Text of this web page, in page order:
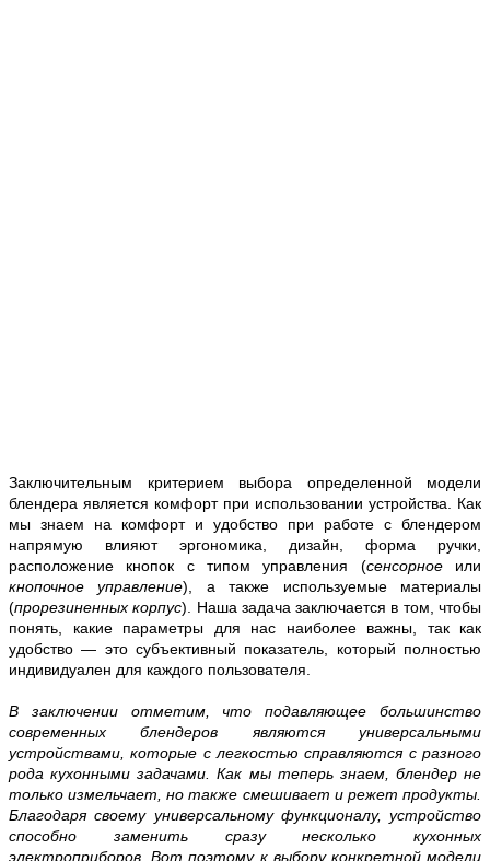
Заключительным критерием выбора определенной модели
блендера является комфорт при использовании устройства. Как
мы знаем на комфорт и удобство при работе с блендером
напрямую влияют эргономика, дизайн, форма ручки,
расположение кнопок с типом управления (сенсорное или
кнопочное управление), а также используемые материалы
(прорезиненных корпус). Наша задача заключается в том, чтобы
понять, какие параметры для нас наиболее важны, так как
удобство — это субъективный показатель, который полностью
индивидуален для каждого пользователя.
В заключении отметим, что подавляющее большинство
современных блендеров являются универсальными
устройствами, которые с легкостью справляются с разного
рода кухонными задачами. Как мы теперь знаем, блендер не
только измельчает, но также смешивает и режет продукты.
Благодаря своему универсальному функционалу, устройство
способно заменить сразу несколько кухонных
электроприборов. Вот поэтому к выбору конкретной модели